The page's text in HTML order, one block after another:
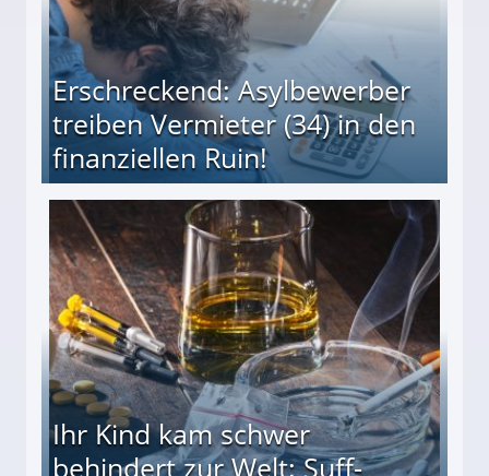
Erschreckend: Asylbewerber
treiben Vermieter (34) in den
finanziellen Ruin!
(34) in den finanziellen Ruin!
Ihr Kind kam schwer
behindert zur Welt: Suff-